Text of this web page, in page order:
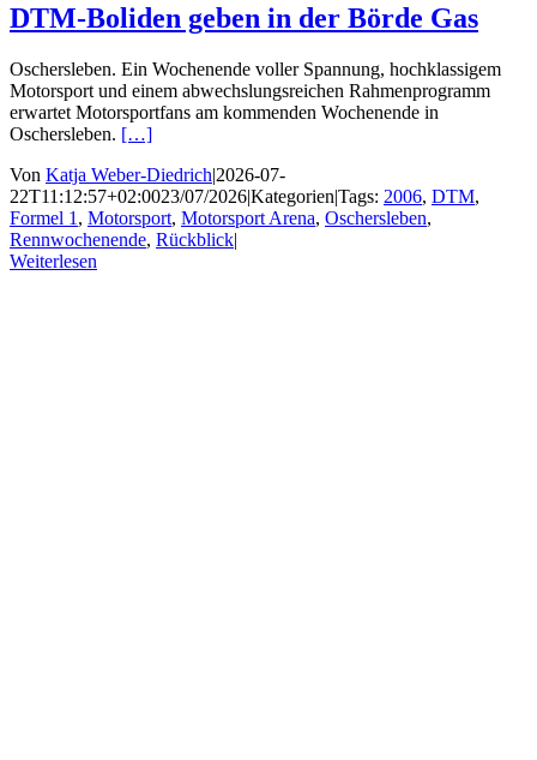
DTM-Boliden geben in der Börde Gas
Oschersleben. Ein Wochenende voller Spannung, hochklassigem
Motorsport und einem abwechslungsreichen Rahmenprogramm
erwartet Motorsportfans am kommenden Wochenende in
Oschersleben. […]
Von Katja Weber-Diedrich|2026-07-
22T11:12:57+02:0023/07/2026|Kategorien|Tags: 2006, DTM,
Formel 1 , Motorsport, Motorsport Arena, Oschersleben,
Rennwochenende, Rückblick|
Weiterlesen